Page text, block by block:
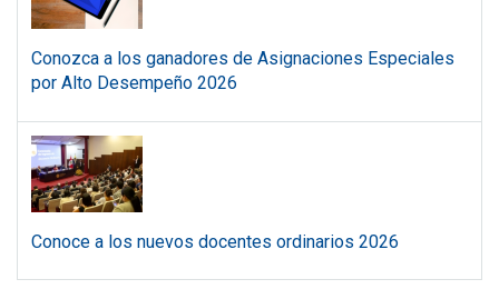
Conozca a los ganadores de Asignaciones Especiales
por Alto Desempeño 2026
Conoce a los nuevos docentes ordinarios 2026